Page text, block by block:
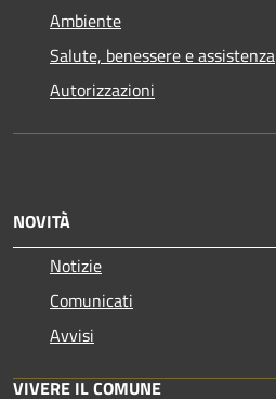
Ambiente
Salute, benessere e assistenza
Autorizzazioni
NOVITÀ
Notizie
Comunicati
Avvisi
VIVERE IL COMUNE